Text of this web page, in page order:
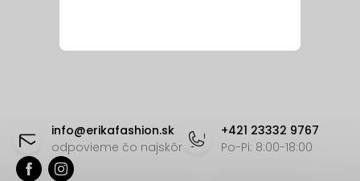
info@erikafashion.sk
odpovieme čo najskôr
+421 23332 9767
Po-Pi: 8:00-18:00